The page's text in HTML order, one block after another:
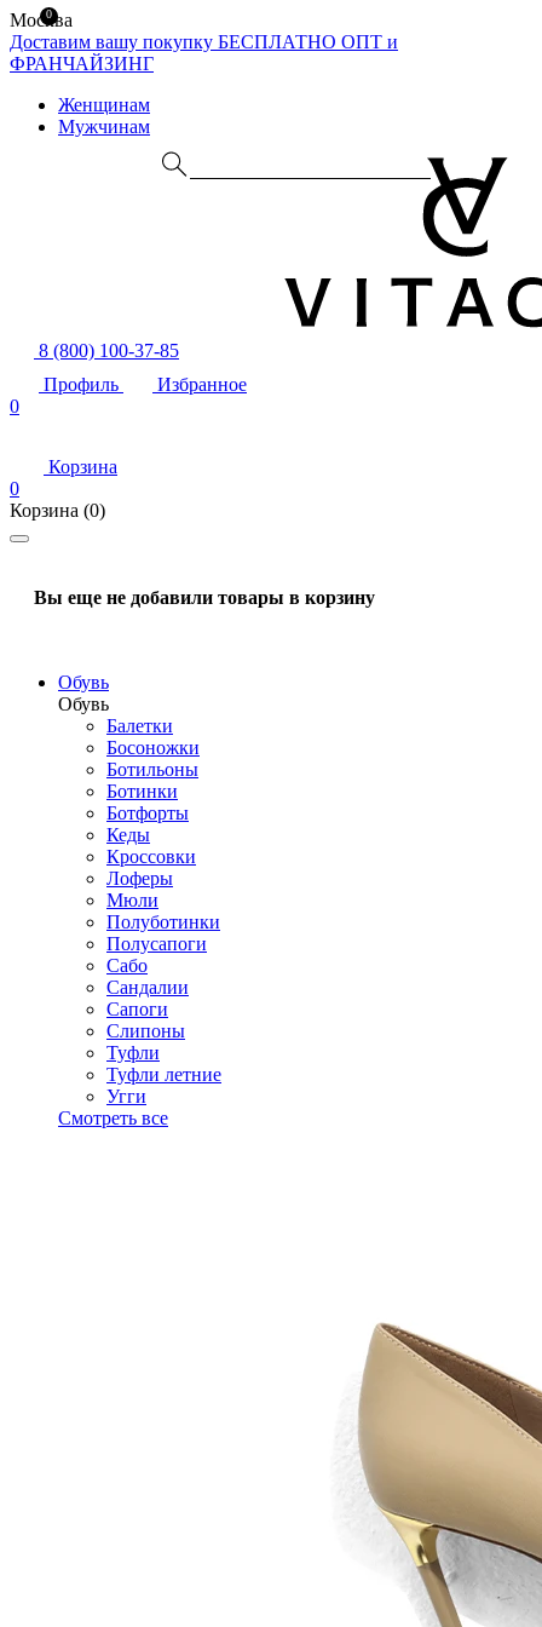
Москва
Доставим вашу покупку БЕСПЛАТНО ОПТ и
ФРАНЧАЙЗИНГ
Женщинам
Мужчинам
8 (800) 100-37-85
Профиль
Избранное
0
Корзина
0
Корзина (0)
Вы еще не добавили товары в корзину
Обувь
Обувь
Балетки
Босоножки
Ботильоны
Ботинки
Ботфорты
Кеды
Кроссовки
Лоферы
Мюли
Полуботинки
Полусапоги
Сабо
Сандалии
Сапоги
Слипоны
Туфли
Туфли летние
Угги
Смотреть все
0